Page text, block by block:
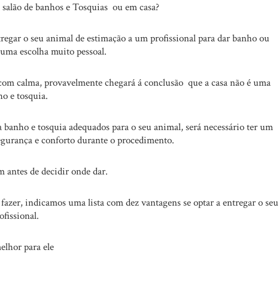
de banhos e Tosquias ou em casa?
o seu animal de estimação a um profissional para dar banho ou
escolha muito pessoal.
calma, provavelmente chegará á conclusão que a casa não é uma
e tosquia.
e tosquia adequados para o seu animal, será necessário ter um
e conforto durante o procedimento.
antes de decidir onde dar.
indicamos uma lista com dez vantagens se optar a entregar o seu
para ele